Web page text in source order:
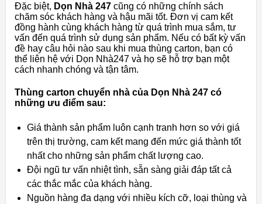
Đặc biệt, Dọn Nhà 247 cũng có những chính sách
chăm sóc khách hàng và hậu mãi tốt. Đơn vị cam kết
đồng hành cùng khách hàng từ quá trình mua sắm, tư
vấn đến quá trình sử dụng sản phẩm. Nếu có bất kỳ vấn
đề hay câu hỏi nào sau khi mua thùng carton, bạn có
thể liên hệ với Dọn Nhà247 và họ sẽ hỗ trợ bạn một
cách nhanh chóng và tận tâm.
Thùng carton chuyển nhà của Dọn Nhà 247 có
những ưu điểm sau:
Giá thành sản phẩm luôn cạnh tranh hơn so với giá
trên thị trường, cam kết mang đến mức giá thành tốt
nhất cho những sản phẩm chất lượng cao.
Đội ngũ tư vấn nhiệt tình, sẵn sàng giải đáp tất cả
các thắc mắc của khách hàng.
Nguồn hàng đa dạng với nhiều kích cỡ, loại thùng và